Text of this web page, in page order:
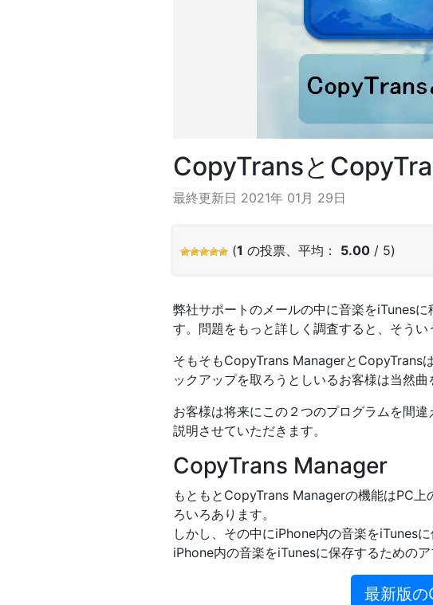
CopyTransと
最終更新日 2021年 01月 29日
(1 の投票、平均： 5.00 / 5)
弊社サポートのメールの中に音楽をiTunes
す。問題をもっと詳しく調査すると、そう
そもそもCopyTrans ManagerとCopyTrans
ックアップを取ろうとしいるお客様は当然曲
お客様は将来にこの２つのプログラムを間
説明させていただきます。
CopyTrans Manager
もともとCopyTrans Managerの機能はPC
ろいろあります。
しかし、その中にiPhone内の音楽をiTunes
iPhone内の音楽をiTunesに保存するための
最新版